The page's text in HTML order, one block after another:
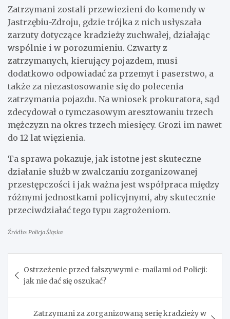
Zatrzymani zostali przewiezieni do komendy w
Jastrzębiu-Zdroju, gdzie trójka z nich usłyszała
zarzuty dotyczące kradzieży zuchwałej, działając
wspólnie i w porozumieniu. Czwarty z
zatrzymanych, kierujący pojazdem, musi
dodatkowo odpowiadać za przemyt i paserstwo, a
także za niezastosowanie się do polecenia
zatrzymania pojazdu. Na wniosek prokuratora, sąd
zdecydował o tymczasowym aresztowaniu trzech
mężczyzn na okres trzech miesięcy. Grozi im nawet
do 12 lat więzienia.
Ta sprawa pokazuje, jak istotne jest skuteczne
działanie służb w zwalczaniu zorganizowanej
przestępczości i jak ważna jest współpraca między
różnymi jednostkami policyjnymi, aby skutecznie
przeciwdziałać tego typu zagrożeniom.
Źródło: Policja Śląska
wpisu
Ostrzeżenie przed fałszywymi e-mailami od Policji:
jak nie dać się oszukać?
Zatrzymani za zorganizowaną serię kradzieży w